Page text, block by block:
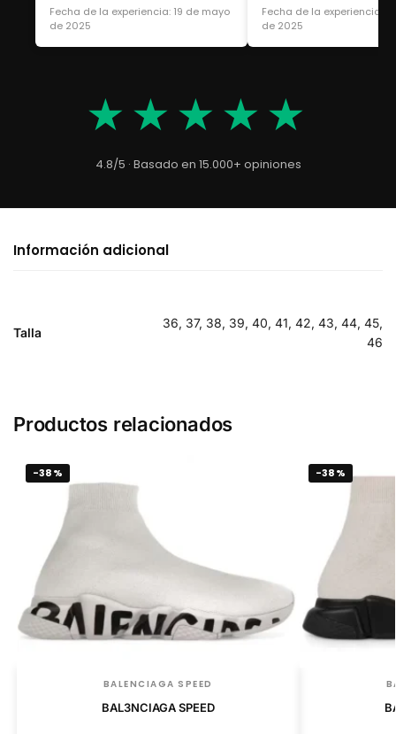
Fecha de la experiencia: 19 de mayo
de 2025
Fecha de la experiencia:
de 2025
★★★★★
4.8/5 · Basado en 15.000+ opiniones
Información adicional
Talla
36, 37, 38, 39, 40, 41, 42, 43, 44, 45,
46
Productos relacionados
-38%
BALENCIAGA SPEED
BAL3NCIAGA SPEED
-38%